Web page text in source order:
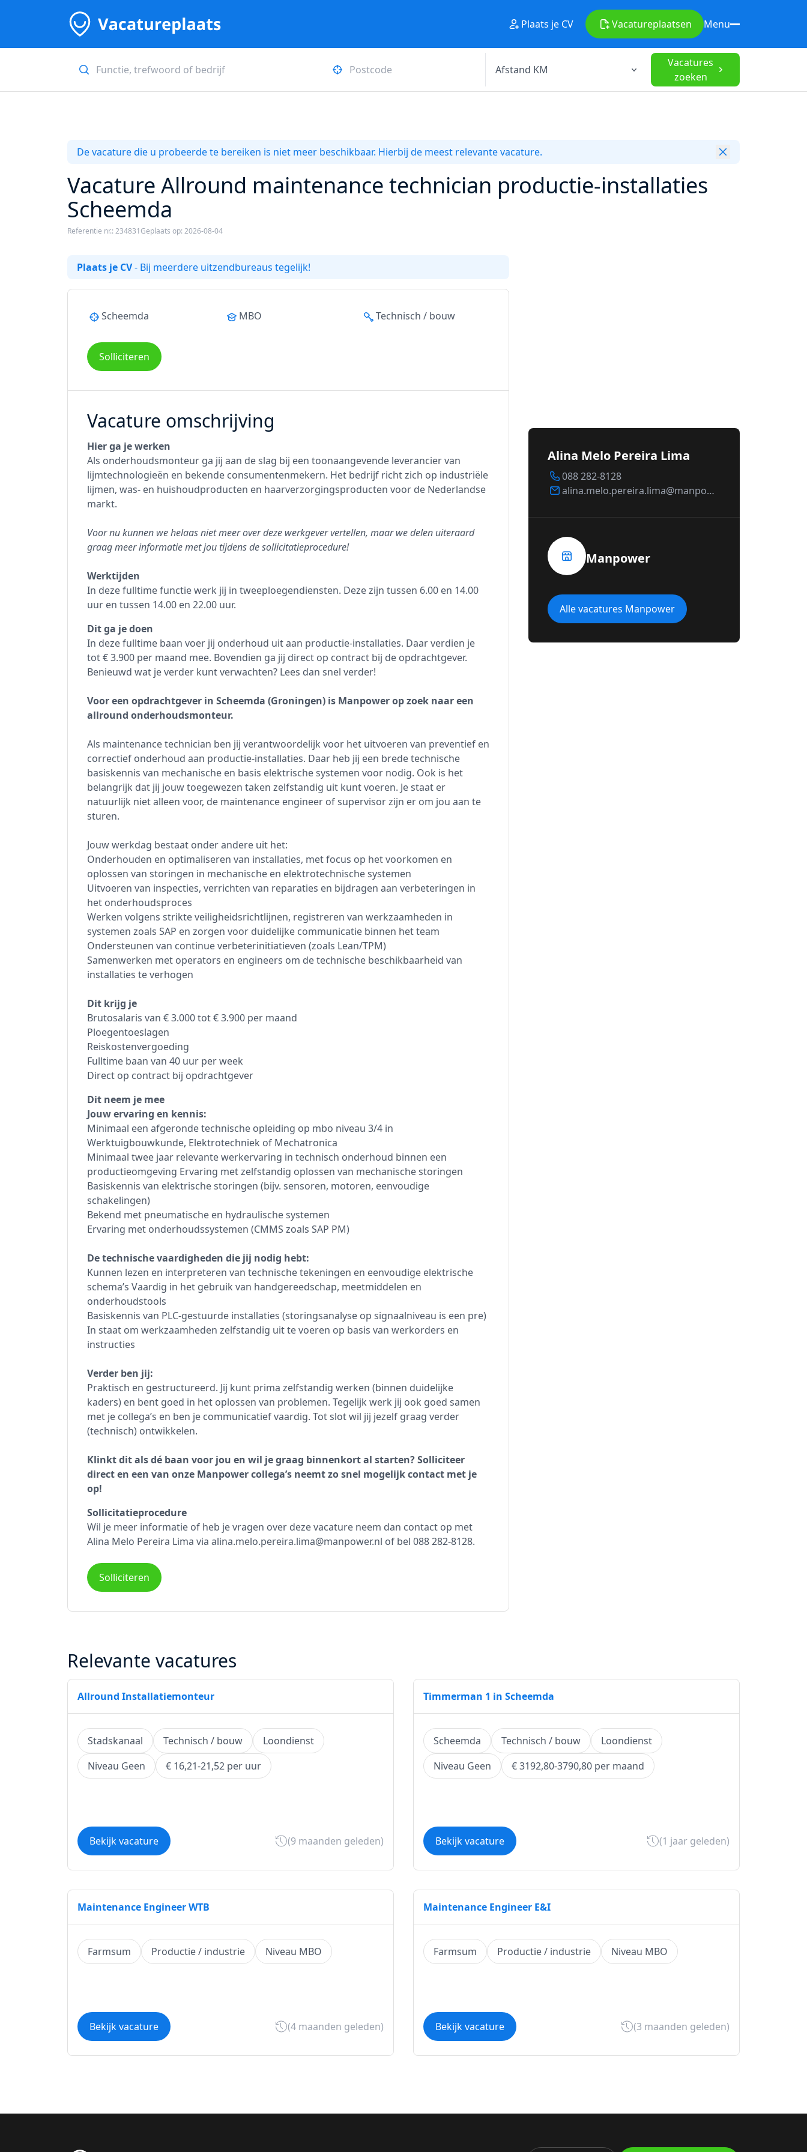
Plaats je CV Vacatureplaatsen Menu
Vacatures
zoeken
De vacature die u probeerde te bereiken is niet meer beschikbaar. Hierbij de meest relevante vacature.
Vacature Allround maintenance technician productie-installaties
Scheemda
Referentie nr.: 234831Geplaats op: 2026-08-04
Plaats je CV- Bij meerdere uitzendbureaus tegelijk!
Scheemda MBO Technisch / bouw
Solliciteren
Vacature omschrijving
Hier ga je werken
Als onderhoudsmonteur ga jij aan de slag bij een toonaangevende leverancier van
lijmtechnologieën en bekende consumentenmekern. Het bedrijf richt zich op industriële
lijmen, was- en huishoudproducten en haarverzorgingsproducten voor de Nederlandse
markt.
Voor nu kunnen we helaas niet meer over deze werkgever vertellen, maar we delen uiteraard
graag meer informatie met jou tijdens de sollicitatieprocedure!
Werktijden
In deze fulltime functie werk jij in tweeploegendiensten. Deze zijn tussen 6.00 en 14.00
uur en tussen 14.00 en 22.00 uur.
Dit ga je doen
In deze fulltime baan voer jij onderhoud uit aan productie-installaties. Daar verdien je
tot € 3.900 per maand mee. Bovendien ga jij direct op contract bij de opdrachtgever.
Benieuwd wat je verder kunt verwachten? Lees dan snel verder!
Voor een opdrachtgever in Scheemda (Groningen) is Manpower op zoek naar een
allround onderhoudsmonteur.
Als maintenance technician ben jij verantwoordelijk voor het uitvoeren van preventief en
correctief onderhoud aan productie-installaties. Daar heb jij een brede technische
basiskennis van mechanische en basis elektrische systemen voor nodig. Ook is het
belangrijk dat jij jouw toegewezen taken zelfstandig uit kunt voeren. Je staat er
natuurlijk niet alleen voor, de maintenance engineer of supervisor zijn er om jou aan te
sturen.
Jouw werkdag bestaat onder andere uit het:
Onderhouden en optimaliseren van installaties, met focus op het voorkomen en
oplossen van storingen in mechanische en elektrotechnische systemen
Uitvoeren van inspecties, verrichten van reparaties en bijdragen aan verbeteringen in
het onderhoudsproces
Werken volgens strikte veiligheidsrichtlijnen, registreren van werkzaamheden in
systemen zoals SAP en zorgen voor duidelijke communicatie binnen het team
Ondersteunen van continue verbeterinitiatieven (zoals Lean/TPM)
Samenwerken met operators en engineers om de technische beschikbaarheid van
installaties te verhogen
Dit krijg je
Brutosalaris van € 3.000 tot € 3.900 per maand
Ploegentoeslagen
Reiskostenvergoeding
Fulltime baan van 40 uur per week
Direct op contract bij opdrachtgever
Dit neem je mee
Jouw ervaring en kennis:
Minimaal een afgeronde technische opleiding op mbo niveau 3/4 in
Werktuigbouwkunde, Elektrotechniek of Mechatronica
Minimaal twee jaar relevante werkervaring in technisch onderhoud binnen een
productieomgeving Ervaring met zelfstandig oplossen van mechanische storingen
Basiskennis van elektrische storingen (bijv. sensoren, motoren, eenvoudige
schakelingen)
Bekend met pneumatische en hydraulische systemen
Ervaring met onderhoudssystemen (CMMS zoals SAP PM)
De technische vaardigheden die jij nodig hebt:
Kunnen lezen en interpreteren van technische tekeningen en eenvoudige elektrische
schema’s Vaardig in het gebruik van handgereedschap, meetmiddelen en
onderhoudstools
Basiskennis van PLC-gestuurde installaties (storingsanalyse op signaalniveau is een pre)
In staat om werkzaamheden zelfstandig uit te voeren op basis van werkorders en
instructies
Verder ben jij:
Praktisch en gestructureerd. Jij kunt prima zelfstandig werken (binnen duidelijke
kaders) en bent goed in het oplossen van problemen. Tegelijk werk jij ook goed samen
met je collega’s en ben je communicatief vaardig. Tot slot wil jij jezelf graag verder
(technisch) ontwikkelen.
Klinkt dit als dé baan voor jou en wil je graag binnenkort al starten? Solliciteer
direct en een van onze Manpower collega’s neemt zo snel mogelijk contact met je
op!
Sollicitatieprocedure
Wil je meer informatie of heb je vragen over deze vacature neem dan contact op met
Alina Melo Pereira Lima via alina.melo.pereira.lima@manpower.nl of bel 088 282-8128.
Solliciteren
Alina Melo Pereira Lima
088 282-8128
alina.melo.pereira.lima@manpower.nl
Manpower
Alle vacatures Manpower
Relevante vacatures
Allround Installatiemonteur
Stadskanaal Technisch / bouw
Loondienst
Niveau Geen
€ 16,21-21,52 per uur
Bekijk vacature (9 maanden geleden)
Timmerman 1 in Scheemda
Scheemda Technisch / bouw
Loondienst
Niveau Geen
€ 3192,80-3790,80 per maand
Bekijk vacature (1 jaar geleden)
Maintenance Engineer WTB
Farmsum Productie / industrie Niveau MBO
Bekijk vacature (4 maanden geleden)
Maintenance Engineer E&I
Farmsum Productie / industrie Niveau MBO
Bekijk vacature (3 maanden geleden)